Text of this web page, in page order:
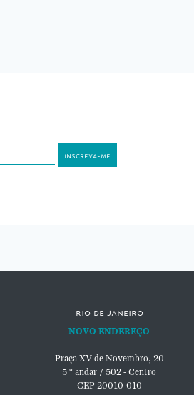
rio de janeiro
NOVO ENDEREÇO
Praça XV de Novembro, 20
5 ° andar / 502 - Centro
CEP 20010-010